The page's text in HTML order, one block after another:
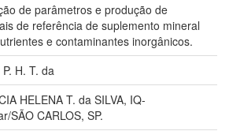
de parâmetros e produção de
de referência de suplemento mineral
e contaminantes inorgânicos.
P. H. T. da
HELENA T. da SILVA, IQ-
SÃO CARLOS, SP.